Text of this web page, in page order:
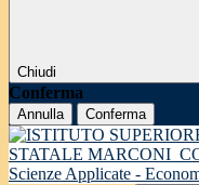
Chiudi
Conferma
Annulla Conferma
STATALE MARCONI
Scienze Applicate -